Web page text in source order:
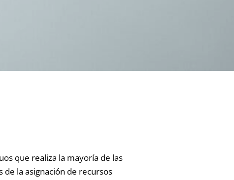
que realiza la mayoría de las
la asignación de recursos